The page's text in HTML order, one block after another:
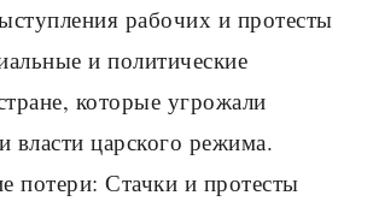
рабочих и протесты
и политические
которые угрожали
власти царского режима.
потери: Стачки и протесты